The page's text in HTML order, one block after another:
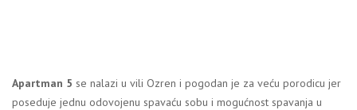
Apartman 5 se nalazi u vili Ozren i pogodan je za veću porodicu jer
poseduje jednu odovojenu spavaću sobu i mogućnost spavanja u